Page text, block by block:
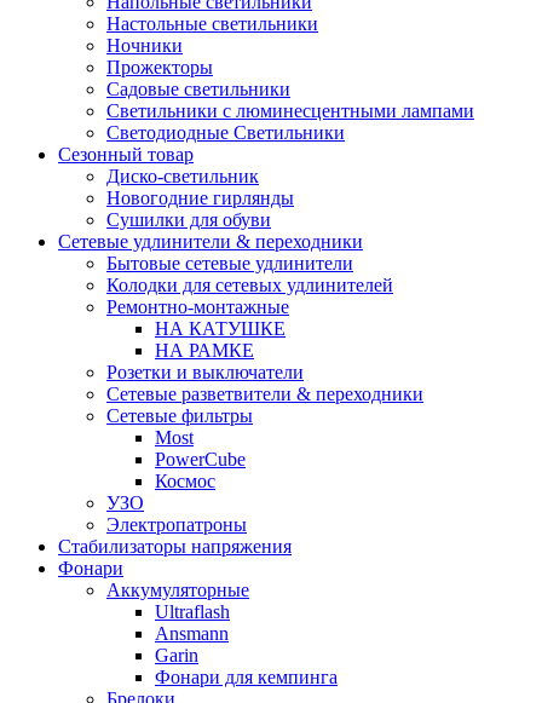
Настольные светильники
Ночники
Прожекторы
Садовые светильники
Светильники с люминесцентными лампами
Светодиодные Светильники
Сезонный товар
Диско-светильник
Новогодние гирлянды
Сушилки для обуви
Сетевые удлинители & переходники
Бытовые сетевые удлинители
Колодки для сетевых удлинителей
Ремонтно-монтажные
НА КАТУШКЕ
НА РАМКЕ
Розетки и выключатели
Сетевые разветвители & переходники
Сетевые фильтры
Most
PowerCube
Космос
УЗО
Электропатроны
Стабилизаторы напряжения
Фонари
Аккумуляторные
Ultraflash
Ansmann
Garin
Фонари для кемпинга
Брелоки